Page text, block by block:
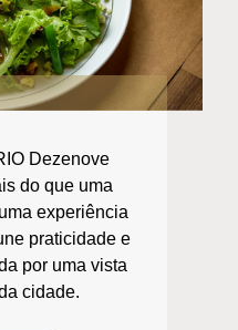
Dezenove
do que uma
experiência
praticidade e
por uma vista
cidade.